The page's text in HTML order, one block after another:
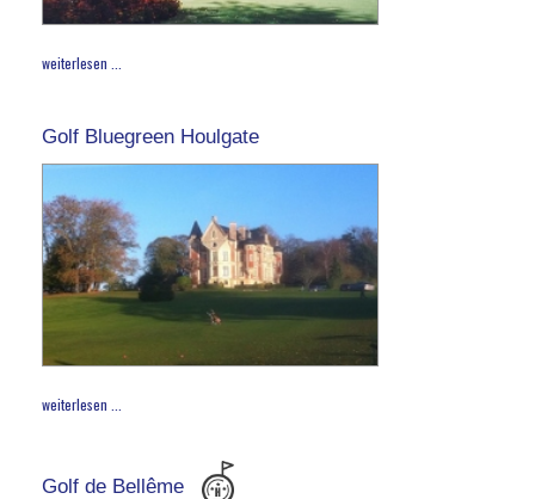
weiterlesen ...
Golf Bluegreen Houlgate
weiterlesen ...
Golf de Bellême